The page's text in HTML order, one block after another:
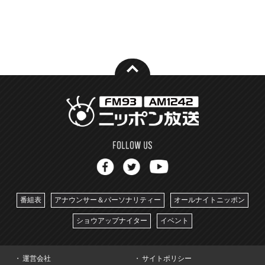
番組表 アナウンサー＆パーソナリティー オールナイトニッポン
ショウアップナイター イベント
運営会社 サイトポリシー